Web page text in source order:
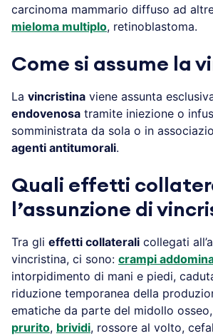
carcinoma mammario diffuso ad
mieloma multiplo, retinoblastoma.
Come si assume la
La vincristina viene assunta
endovenosa tramite iniezione o
somministrata da sola o in
agenti antitumorali.
Quali effetti
l’assunzione di
Tra gli effetti collaterali collegati
vincristina, ci sono: crampi
intorpidimento di mani e piedi,
riduzione temporanea della
ematiche da parte del midollo
prurito, brividi, rossore al volto,